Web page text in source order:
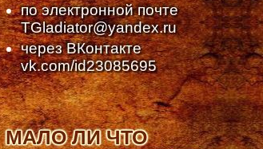
по электронной почте
TGladiator@yandex.ru
через ВКонтакте
vk.com/id23085695
МАЛО ЛИ ЧТО